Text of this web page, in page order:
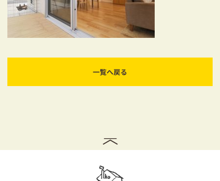
リフォーム・リノベーションをお考えの方
必見！土地からお探しの方へ
ショールーム
一覧へ戻る